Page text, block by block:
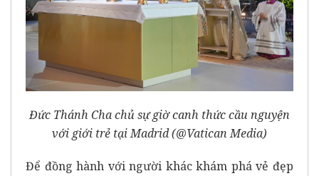
Đức Thánh Cha chủ sự giờ canh thức cầu nguyện
với giới trẻ tại Madrid (@Vatican Media)
Để đồng hành với người khác khám phá vẻ đẹp